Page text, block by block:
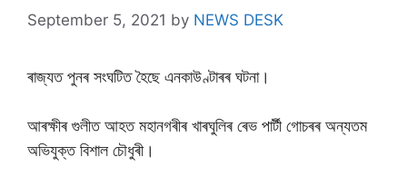
September 5, 2021 by NEWS DESK
ৰাজ্যত পুনৰ সংঘটিত হৈছে এনকাউণ্টাৰৰ ঘটনা।
আৰক্ষীৰ গুলীত আহত মহানগৰীৰ খাৰঘুলিৰ ৰেভ পাৰ্টী গোচৰৰ অন্যতম
অভিযুক্ত বিশাল চৌধুৰী।